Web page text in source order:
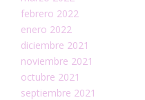
febrero 2022
enero 2022
diciembre 2021
noviembre 2021
octubre 2021
septiembre 2021